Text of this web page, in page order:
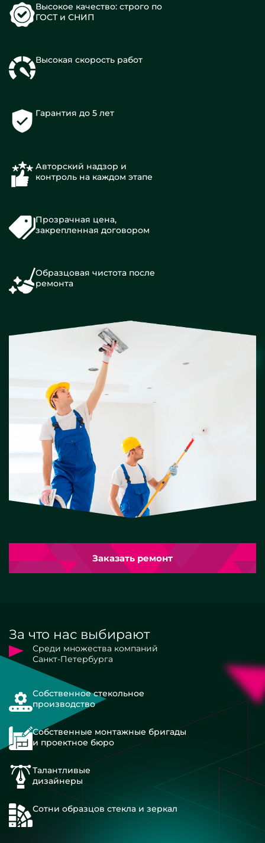
Высокое качество: строго по
ГОСТ и СНИП
Высокая скорость работ
Гарантия до 5 лет
Авторский надзор и
контроль на каждом этапе
Прозрачная цена,
закрепленная договором
Образцовая чистота после
ремонта
Заказать ремонт
За что нас выбирают
Среди множества компаний
Санкт-Петербурга
Собственное стекольное
производство
Собственные монтажные бригады
и проектное бюро
Талантливые
дизайнеры
Сотни образцов стекла и зеркал